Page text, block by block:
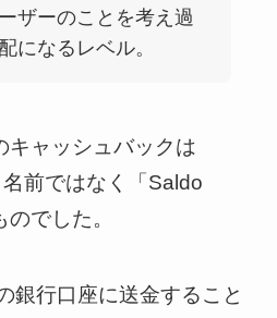
ザーのことを考え過
になるレベル。
キャッシュバックは
名前ではなく「Saldo
でした。
銀行口座に送金すること